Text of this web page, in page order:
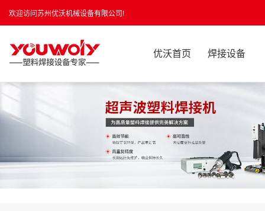
欢迎访问苏州优沃机械设备有限公司!
优沃首页 焊接设备